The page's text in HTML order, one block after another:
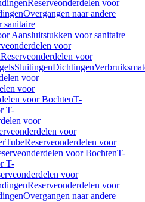
Reserveonderdelen voor
Overgangen naar andere
sanitaire
Aansluitstukken voor sanitaire
voor
Reserveonderdelen voor
SluitingenDichtingen
voor
voor
voor BochtenT-
T-
voor
voor
Reserveonderdelen voor
voor BochtenT-
T-
voor
Reserveonderdelen voor
Overgangen naar andere